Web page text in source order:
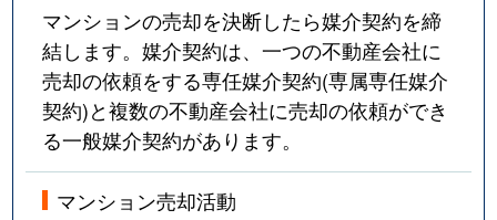
マンションの売却を決断したら媒介契約を締
結します。媒介契約は、一つの不動産会社に
売却の依頼をする専任媒介契約(専属専任媒介
契約)と複数の不動産会社に売却の依頼ができ
る一般媒介契約があります。
マンション売却活動